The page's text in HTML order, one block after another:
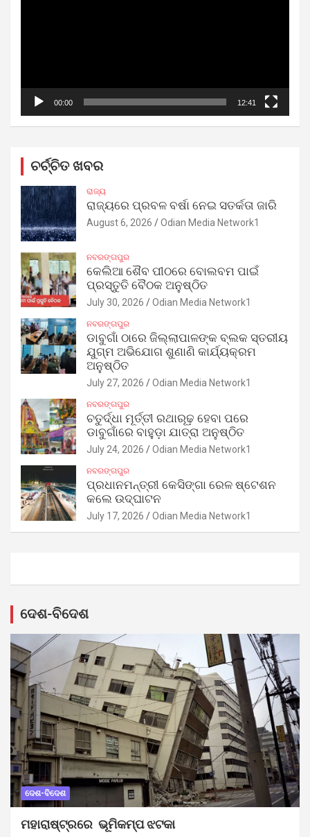
00:00 12:41
ଚର୍ଚ୍ଚିତ ଖବର
ରାଜ୍ୟ
ରାଜ୍ୟରେ ପ୍ରବଳ ବର୍ଷା ନେଇ ସତର୍କତା ଜାରି
August 6, 2026 Odian Media Network1
ନବରଙ୍ଗପୁର
କେଲିଆ ଶୈବ ପୀଠରେ ବୋଲବମ ପାଇଁ
ପ୍ରସ୍ତୁତି ବୈଠକ ଅନୁଷ୍ଠିତ
July 30, 2026 Odian Media Network1
ନବରଙ୍ଗପୁର
ଡାବୁଗାଁ ଠାରେ ଜିଲ୍ଲାପାଳଙ୍କ ବ୍ଲକ ସ୍ତରୀୟ
ଯୁଗ୍ମ ଅଭିଯୋଗ ଶୁଣାଣି କାର୍ଯ୍ୟକ୍ରମ
ଅନୁଷ୍ଠିତ
July 27, 2026 Odian Media Network1
ନବରଙ୍ଗପୁର
ଚତୁର୍ଦ୍ଧା ମୂର୍ତ୍ତୀ ରଥାରୂଢ଼ ହେବା ପରେ
ଡାବୁଗାଁରେ ବାହୁଡ଼ା ଯାତ୍ରା ଅନୁଷ୍ଠିତ
July 24, 2026 Odian Media Network1
ନବରଙ୍ଗପୁର
ପ୍ରଧାନମନ୍ତ୍ରୀ କେସିଙ୍ଗା ରେଳ ଷ୍ଟେଶନ
କଲେ ଉଦ୍‌ଘାଟନ
July 17, 2026 Odian Media Network1
ଦେଶ-ବିଦେଶ
ଦେଶ-ବିଦେଶ
ମହାରାଷ୍ଟ୍ରରେ ଭୂମିକମ୍ପ ଝଟକା